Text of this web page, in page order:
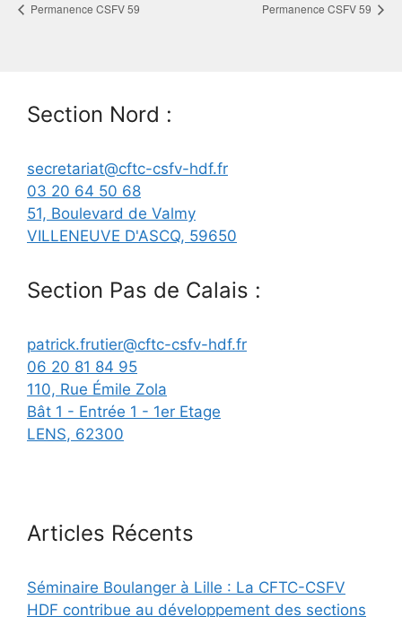
Permanence CSFV 59 Permanence CSFV 59
Section Nord :
secretariat@cftc-csfv-hdf.fr
03 20 64 50 68
51, Boulevard de Valmy
VILLENEUVE D'ASCQ, 59650
Section Pas de Calais :
patrick.frutier@cftc-csfv-hdf.fr
06 20 81 84 95
110, Rue Émile Zola
Bât 1 - Entrée 1 - 1er Etage
LENS, 62300
Articles Récents
Séminaire Boulanger à Lille : La CFTC-CSFV
HDF contribue au développement des sections